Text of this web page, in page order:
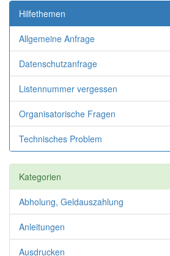
Hilfethemen
Allgemeine Anfrage
Datenschutzanfrage
Listennummer vergessen
Organisatorische Fragen
Technisches Problem
Kategorien
Abholung, Geldauszahlung
Anleitungen
Ausdrucken